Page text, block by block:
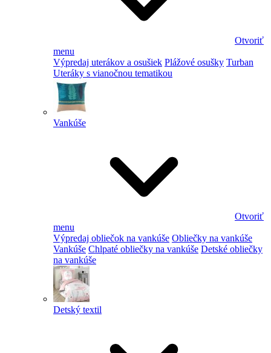
Otvoriť
menu
Výpredaj uterákov a osušiek Plážové osušky Turban
Uteráky s vianočnou tematikou
Vankúše
Otvoriť
menu
Výpredaj obliečok na vankúše Obliečky na vankúše
Vankúše Chlpaté obliečky na vankúše Detské obliečky
na vankúše
Detský textil